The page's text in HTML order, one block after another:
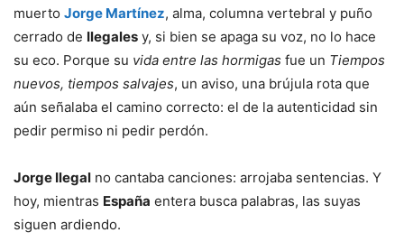
muerto Jorge Martínez, alma, columna vertebral y puño
cerrado de Ilegales y, si bien se apaga su voz, no lo hace
su eco. Porque su vida entre las hormigas fue un Tiempos
nuevos, tiempos salvajes, un aviso, una brújula rota que
aún señalaba el camino correcto: el de la autenticidad sin
pedir permiso ni pedir perdón.
Jorge Ilegal no cantaba canciones: arrojaba sentencias. Y
hoy, mientras España entera busca palabras, las suyas
siguen ardiendo.